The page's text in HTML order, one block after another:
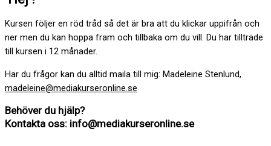
Kursen följer en röd tråd så det är bra att du klickar uppifrån och
ner men du kan hoppa fram och tillbaka om du vill. Du har tillträde
till kursen i 12 månader.
Har du frågor kan du alltid maila till mig: Madeleine Stenlund,
madeleine@mediakurseronline.se
Behöver du hjälp?
Kontakta oss: info@mediakurseronline.se